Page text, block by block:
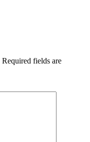
Required fields are